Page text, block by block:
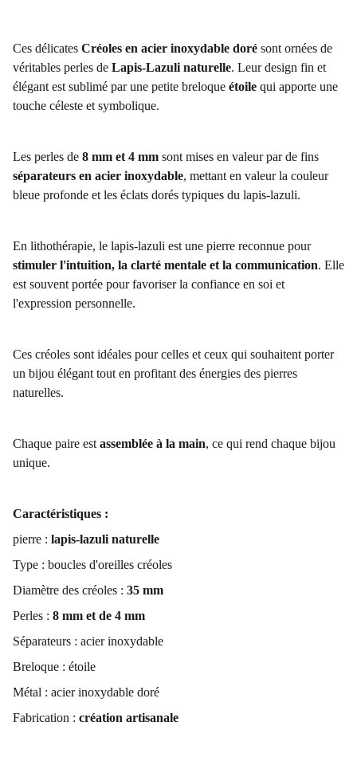
Ces délicates Créoles en acier inoxydable doré sont ornées de
véritables perles de Lapis-Lazuli naturelle. Leur design fin et
élégant est sublimé par une petite breloque étoile qui apporte une
touche céleste et symbolique.
Les perles de 8 mm et 4 mm sont mises en valeur par de fins
séparateurs en acier inoxydable, mettant en valeur la couleur
bleue profonde et les éclats dorés typiques du lapis-lazuli.
En lithothérapie, le lapis-lazuli est une pierre reconnue pour
stimuler l'intuition, la clarté mentale et la communication. Elle
est souvent portée pour favoriser la confiance en soi et
l'expression personnelle.
Ces créoles sont idéales pour celles et ceux qui souhaitent porter
un bijou élégant tout en profitant des énergies des pierres
naturelles.
Chaque paire est assemblée à la main, ce qui rend chaque bijou
unique.
Caractéristiques :
pierre : lapis-lazuli naturelle
Type : boucles d'oreilles créoles
Diamètre des créoles : 35 mm
Perles : 8 mm et de 4 mm
Séparateurs : acier inoxydable
Breloque : étoile
Métal : acier inoxydable doré
Fabrication : création artisanale